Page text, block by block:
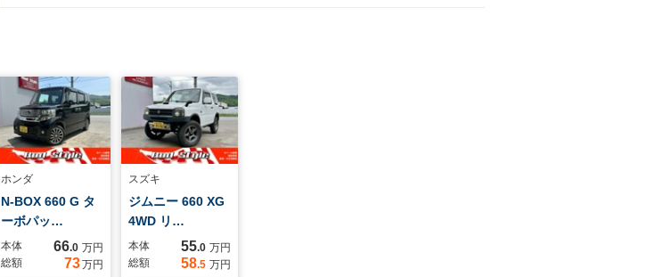
ホンダ
N-BOX 660 G タ
ーボパッ…
本体 66.0 万円
総額
73万円
スズキ
ジムニー 660 XG
4WD リ…
本体 55.0 万円
総額
58.5 万円